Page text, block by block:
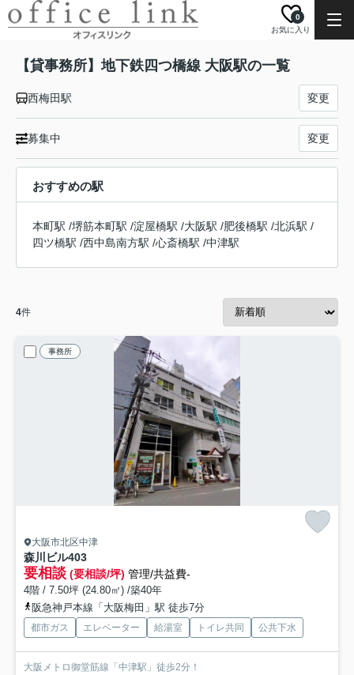
お気に入り
0
【貸事務所】地下鉄四つ橋線 大阪駅の一覧
西梅田駅 変更
募集中 変更
おすすめの駅
本町駅 /堺筋本町駅 /淀屋橋駅 /大阪駅 /肥後橋駅 /北浜駅 /
四ツ橋駅 /西中島南方駅 /心斎橋駅 /中津駅
4件
事務所
大阪市北区中津
森川ビル403
要相談 (要相談/坪) 管理/共益費-
4階 / 7.50坪 (24.80㎡) /築40年
阪急神戸本線「大阪梅田」駅 徒歩7分
都市ガス エレベーター 給湯室 トイレ共同 公共下水
大阪メトロ御堂筋線「中津駅」徒歩2分！